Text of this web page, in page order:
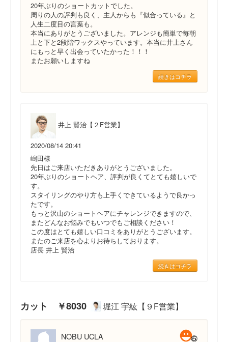
20年ぶりのショートカットでした。
周りの人の評判も良く、主人からも『似合っている』と
人生二度目の言葉も。
本当にありがとうございました。アレンジも簡単で毎朝
上と下と2段階ワックスやっています。本当に井上さん
にもっと早く出会っていたかった！！！
またお願いしますね
続きはコチラ
井上 賢治【２F営業】
2020/08/14 20:41
嶋田様
先日はご来店いただきありがとうございました。
20年ぶりのショートヘア、評判が良くてとても嬉しいで
す。
スタイリングのやり方も上手くできているようで良かっ
たです。
もっと沢山のショートヘアにチャレンジできますので、
またどんなお悩みでもいつでもご相談ください！
この度はとても嬉しい口コミをありがとうございます。
またのご来店を心よりお待ちしております。
店長 井上 賢治
続きはコチラ
カット ￥8030 堀江 宇紘【９F営業】
NOBU UCLA